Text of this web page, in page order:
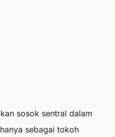
sosok sentral dalam
sebagai tokoh